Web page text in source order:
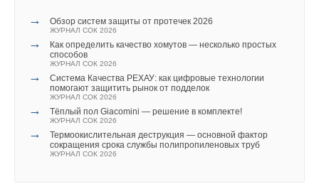
→ Обзор систем защиты от протечек 2026
ЖУРНАЛ СОК 2026
→
Как определить качество хомутов — несколько простых
способов
ЖУРНАЛ СОК 2026
→
Система Качества РЕХАУ: как цифровые технологии
помогают защитить рынок от подделок
ЖУРНАЛ СОК 2026
→ Тёплый пол Giacomini — решение в комплекте!
ЖУРНАЛ СОК 2026
→
Термоокислительная деструкция — основной фактор
сокращения срока службы полипропиленовых труб
ЖУРНАЛ СОК 2026
Добавить комментарий
Ваше имя *
Ваш E-mail *